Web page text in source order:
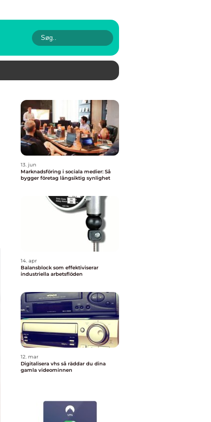
13. jun
Marknadsföring i sociala medier: Så
bygger företag långsiktig synlighet
14. apr
Balansblock som effektiviserar
industriella arbetsflöden
12. mar
Digitalisera vhs så räddar du dina
gamla videominnen